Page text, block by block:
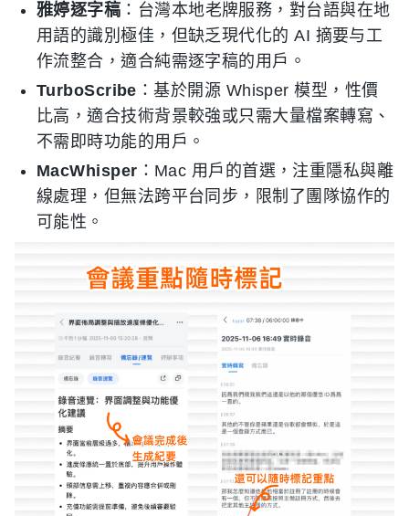
雅婷逐字稿 ：台灣本地老牌服務，對台語與在地
用語的識別極佳，但缺乏現代化的 AI 摘要与工
作流整合，適合純需逐字稿的用戶。
TurboScribe ：基於開源 Whisper 模型，性價
比高，適合技術背景較強或只需大量檔案轉寫、
不需即時功能的用戶。
MacWhisper ：Mac 用戶的首選，注重隱私與離
線處理，但無法跨平台同步，限制了團隊協作的
可能性。